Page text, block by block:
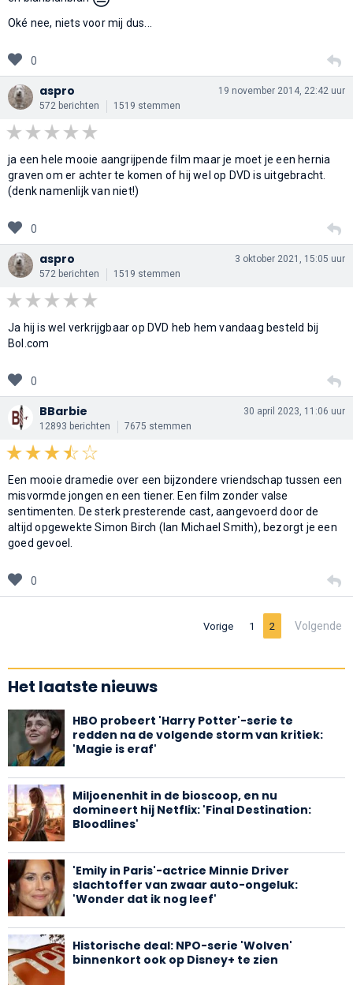
Oké nee, niets voor mij dus...
0
aspro
572 berichten 1519 stemmen
19 november 2014, 22:42 uur
ja een hele mooie aangrijpende film maar je moet je een hernia
graven om er achter te komen of hij wel op DVD is uitgebracht.
(denk namenlijk van niet!)
0
aspro
572 berichten 1519 stemmen
3 oktober 2021, 15:05 uur
Ja hij is wel verkrijgbaar op DVD heb hem vandaag besteld bij
Bol.com
0
BBarbie
12893 berichten 7675 stemmen
30 april 2023, 11:06 uur
Een mooie dramedie over een bijzondere vriendschap tussen een
misvormde jongen en een tiener. Een film zonder valse
sentimenten. De sterk presterende cast, aangevoerd door de
altijd opgewekte Simon Birch (Ian Michael Smith), bezorgt je een
goed gevoel.
0
Vorige 1 2 Volgende
Het laatste nieuws
HBO probeert 'Harry Potter'-serie te
redden na de volgende storm van kritiek:
'Magie is eraf'
Miljoenenhit in de bioscoop, en nu
domineert hij Netflix: 'Final Destination:
Bloodlines'
'Emily in Paris'-actrice Minnie Driver
slachtoffer van zwaar auto-ongeluk:
'Wonder dat ik nog leef'
Historische deal: NPO-serie 'Wolven'
binnenkort ook op Disney+ te zien